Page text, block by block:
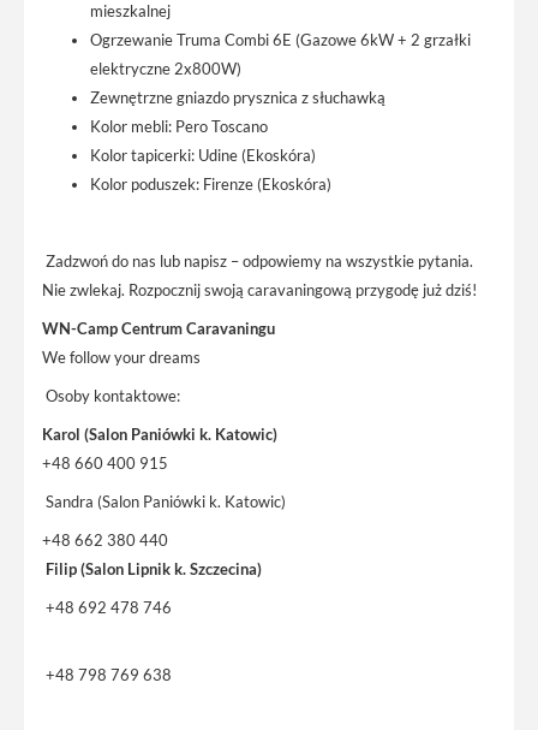
mieszkalnej
Ogrzewanie Truma Combi 6E (Gazowe 6kW + 2 grzałki
elektryczne 2x800W)
Zewnętrzne gniazdo prysznica z słuchawką
Kolor mebli: Pero Toscano
Kolor tapicerki: Udine (Ekoskóra)
Kolor poduszek: Firenze (Ekoskóra)
Zadzwoń do nas lub napisz – odpowiemy na wszystkie pytania.
Nie zwlekaj. Rozpocznij swoją caravaningową przygodę już dziś!
WN-Camp Centrum Caravaningu
We follow your dreams
Osoby kontaktowe:
Karol (Salon Paniówki k. Katowic)
+48 660 400 915
Sandra (Salon Paniówki k. Katowic)
+48 662 380 440
Filip (Salon Lipnik k. Szczecina)
+48 692 478 746
+48 798 769 638